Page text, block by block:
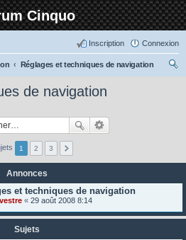
Cinquo
Connexion
Inscription
Réglages et techniques de navigation
de navigation
1 2 3
Annonces
et techniques de navigation
« 29 août 2008 8:14
Sujets